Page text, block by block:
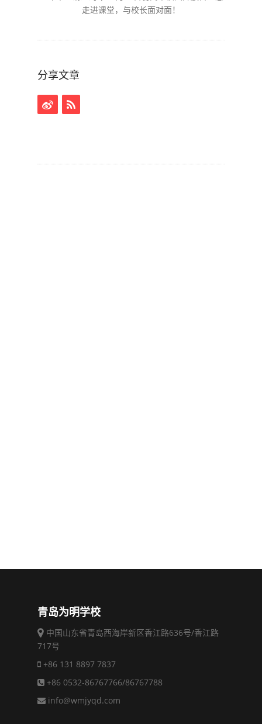
分享文章
青岛为明学校
中国山东省青岛西海岸新区香江路636号/香江路
717号
+86 131 8897 7837
+86 0532-86767766/86767788
info@wmjyqd.com